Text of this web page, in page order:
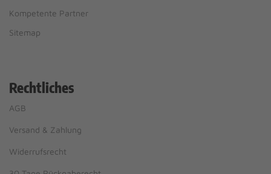
Kompetente Partner
Sitemap
Rechtliches
AGB
Versand & Zahlung
Widerrufsrecht